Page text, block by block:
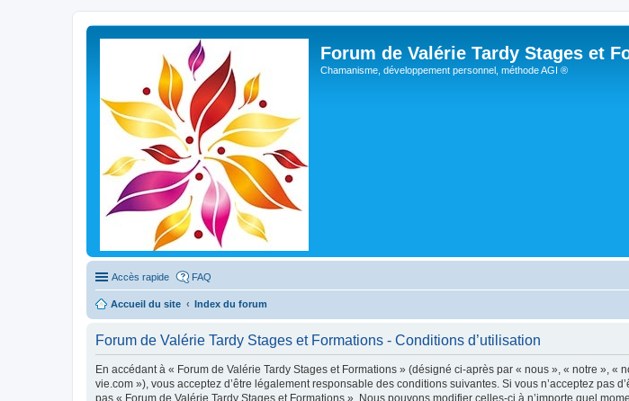
Forum de Valérie Tardy Stages et
Chamanisme, développement personnel, méthode AGI ®
Accès rapide FAQ
Accueil du site Index du forum
Forum de Valérie Tardy Stages et Formations - Conditions d’utilisation
En accédant à « Forum de Valérie Tardy Stages et Formations » (désigné ci-après par « nous », « notre »,
vie.com »), vous acceptez d’être légalement responsable des conditions suivantes. Si vous n’acceptez pas
pas « Forum de Valérie Tardy Stages et Formations ». Nous pouvons modifier celles-ci à n’importe quel